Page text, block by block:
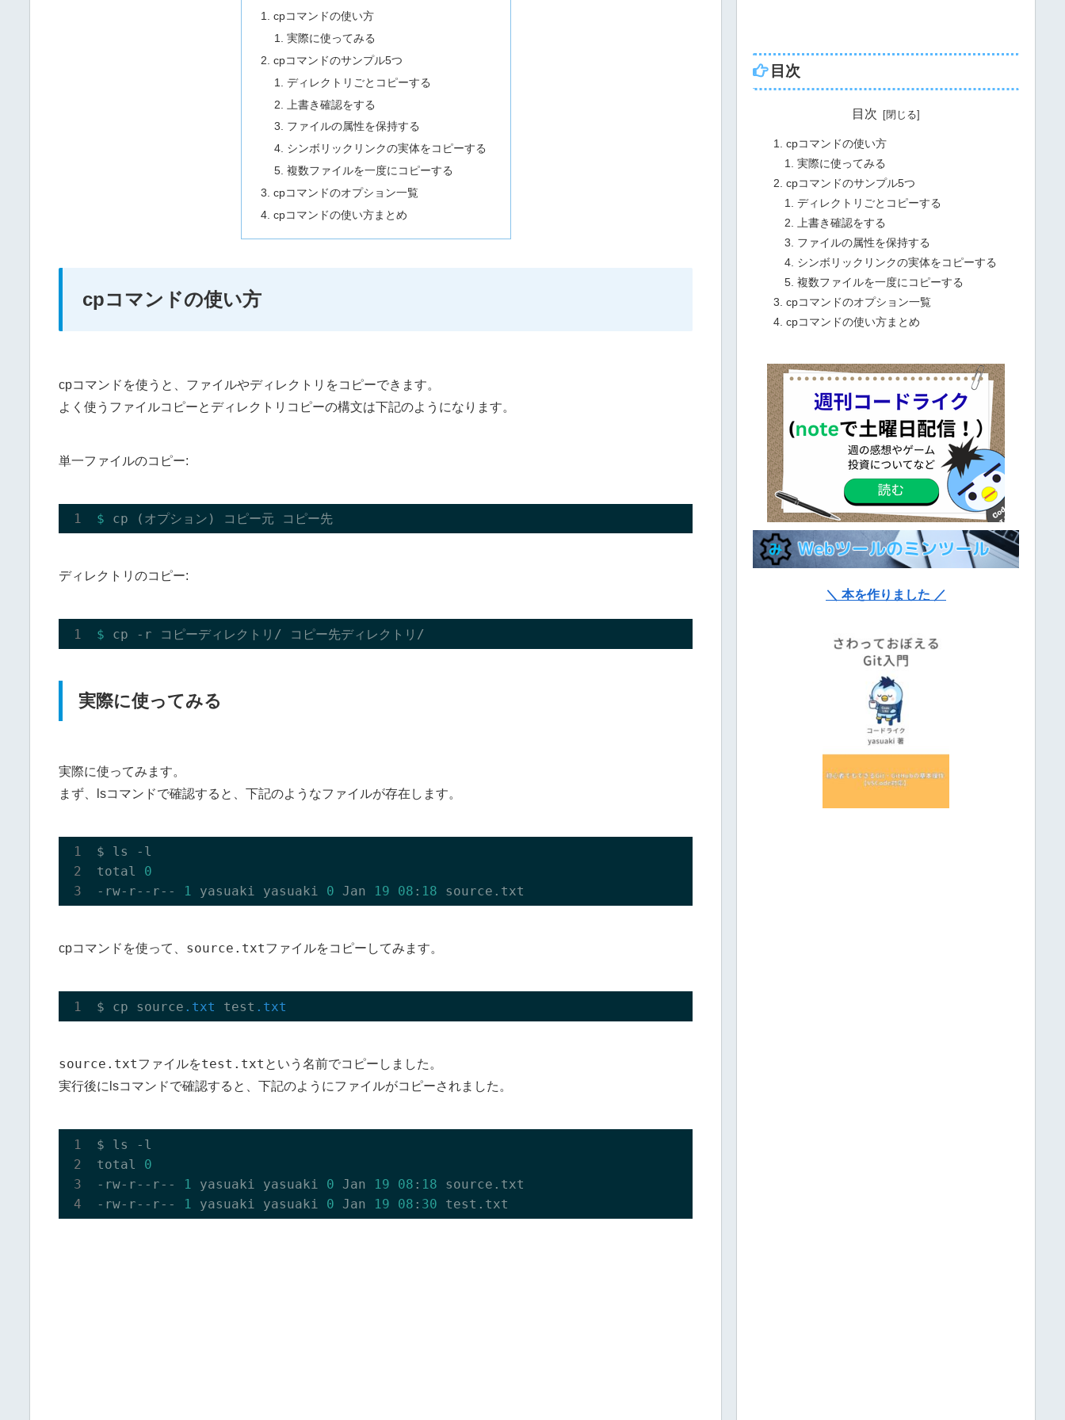
cpコマンドの使い方
実際に使ってみる
cpコマンドのサンプル5つ
ディレクトリごとコピーする
上書き確認をする
ファイルの属性を保持する
シンボリックリンクの実体をコピーする
複数ファイルを一度にコピーする
cpコマンドのオプション一覧
cpコマンドの使い方まとめ
cpコマンドの使い方
cpコマンドを使うと、ファイルやディレクトリをコピーできます。
よく使うファイルコピーとディレクトリコピーの構文は下記のようになります。
単一ファイルのコピー:
$
ディレクトリのコピー:
$
実際に使ってみる
実際に使ってみます。
まず、lsコマンドで確認すると、下記のようなファイルが存在します。
$ ls -l
total 0
-rw-r--r--
1 yasuaki yasuaki 0 Jan 19 08 : 18
cpコマンドを使って、 source.txtファイルをコピーしてみます。
$ cp source .txt test .txt
source.txtファイルをtest.txt という名前でコピーしました。
実行後にlsコマンドで確認すると、下記のようにファイルがコピーされました。
$ ls -l
total 0
-rw-r--r--
1 yasuaki yasuaki 0 Jan 19 08 : 18 source.txt
-rw-r--r--
1 yasuaki yasuaki 0 Jan 19 08 : 30
目次
目次
cpコマンドの使い方
実際に使ってみる
cpコマンドのサンプル5つ
ディレクトリごとコピーする
上書き確認をする
ファイルの属性を保持する
シンボリックリンクの実体をコピーする
複数ファイルを一度にコピーする
cpコマンドのオプション一覧
cpコマンドの使い方まとめ
＼ 本を作りました ／